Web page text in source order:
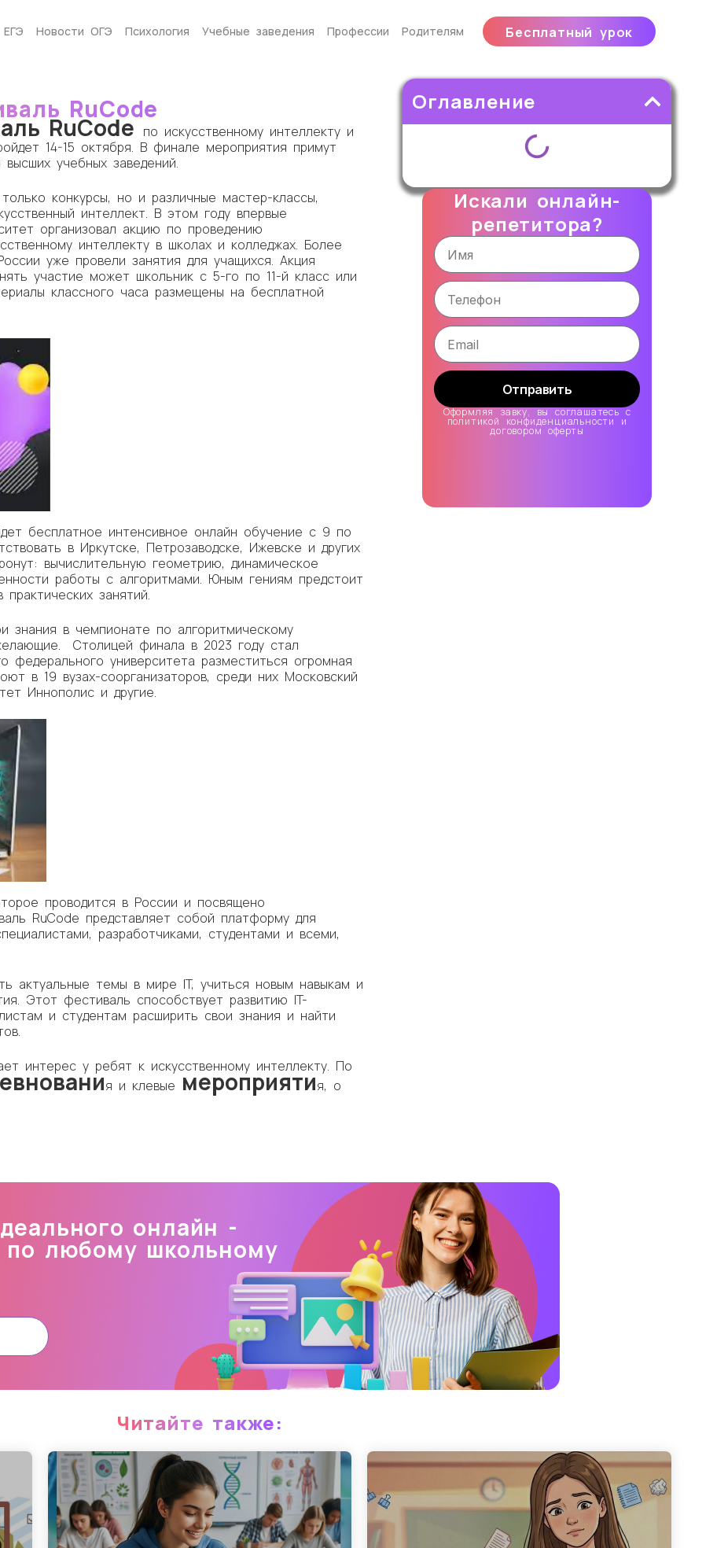
Новости ОГЭ Психология Учебные заведения Профессии Родителям Бесплатный урок
Оглавление
Искали онлайн-
репетитора?
Отправить
Оформляя завку, вы соглашатесь с
политикой конфиденциальности и
договором оферты
RuCode
RuCodeпо искусственному интеллекту и
14-15 октября. В финале мероприятия примут
учебных заведений.
конкурсы, но и различные мастер-классы,
интеллект. В этом году впервые
организовал акцию по проведению
интеллекту в школах и колледжах. Более
уже провели занятия для учащихся. Акция
участие может школьник с 5-го по 11-й класс или
классного часа размещены на бесплатной
бесплатное интенсивное онлайн обучение с 9 по
в Иркутске, Петрозаводске, Ижевске и других
вычислительную геометрию, динамическое
работы с алгоритмами. Юным гениям предстоит
занятий.
знания в чемпионате по алгоритмическому
Столицей финала в 2023 году стал
федерального университета разместиться огромная
в 19 вузах-соорганизаторов, среди них Московский
Иннополис и другие.
проводится в России и посвящено
RuCode представляет собой платформу для
разработчиками, студентами и всеми,
актуальные темы в мире IT, учиться новым навыкам и
Этот фестиваль способствует развитию IT-
и студентам расширить свои знания и найти
интерес у ребят к искусственному интеллекту. По
я и клевые мероприятия, о
онлайн -
по любому школьному
Читайте также: